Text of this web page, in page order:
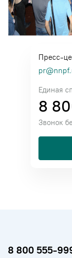
Пресс-
Единая
8
Звонок
8 800 555-